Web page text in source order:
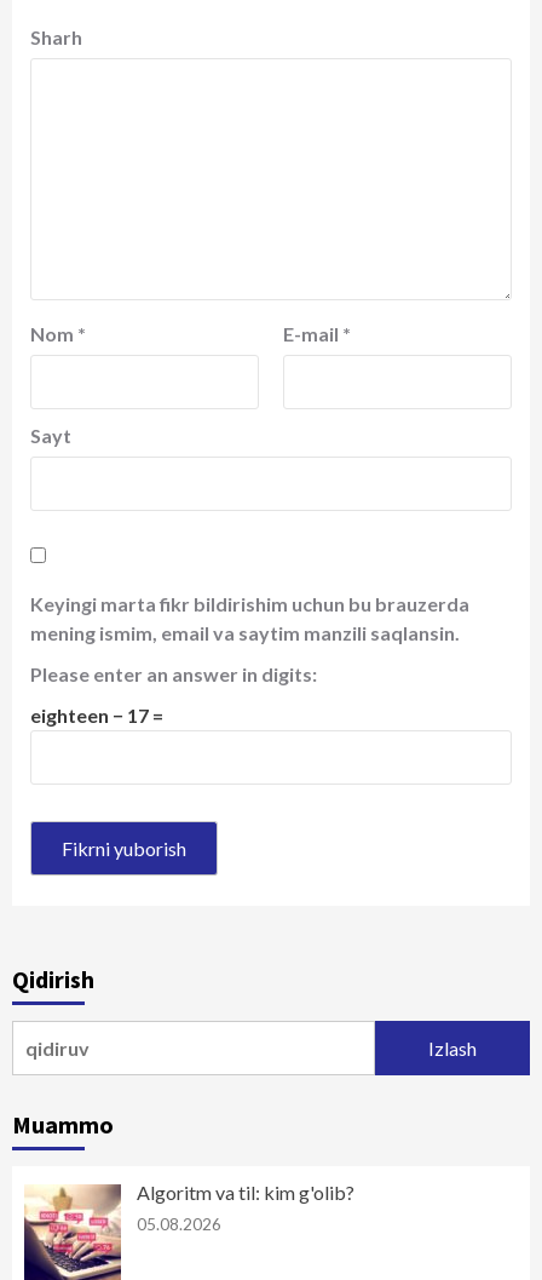
Sharh
Nom * E-mail *
Sayt
Keyingi marta fikr bildirishim uchun bu brauzerda
mening ismim, email va saytim manzili saqlansin.
Please enter an answer in digits:
eighteen − 17 =
Qidirish
Muammo
Algoritm va til: kim g'olib?
05.08.2026